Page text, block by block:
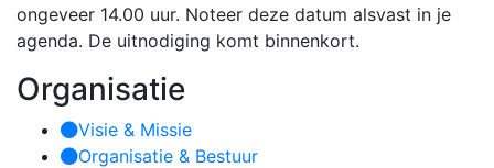
ongeveer 14.00 uur. Noteer deze datum alsvast in je
agenda. De uitnodiging komt binnenkort.
Organisatie
Visie & Missie
Organisatie & Bestuur